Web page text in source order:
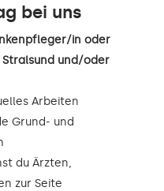
bei uns
in oder
und/oder
Arbeiten
Grund- und
du Ärzten,
zur Seite